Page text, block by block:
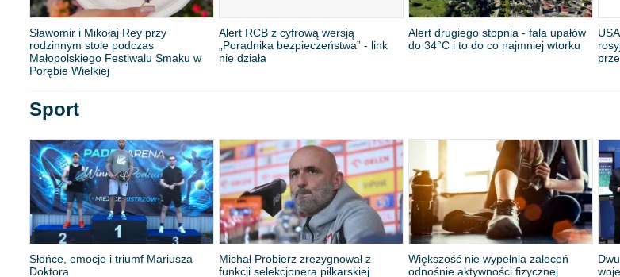
Sławomir i Mikołaj Rey przy
rodzinnym stole podczas
Małopolskiego Festiwalu Smaku w
Porębie Wielkiej
Alert RCB z cyfrową wersją
„Poradnika bezpieczeństwa” - link
nie działa
Alert drugiego stopnia - fala upałów
do 34°C i to do co najmniej wtorku
Sport
Słońce, emocje i triumf Mariusza
Doktora
Michał Probierz zrezygnował z
funkcji selekcjonera piłkarskiej
Większość nie wypełnia zaleceń
odnośnie aktywności fizycznej